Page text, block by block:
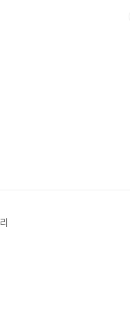
인해 자주 놓치는 항목들이 생